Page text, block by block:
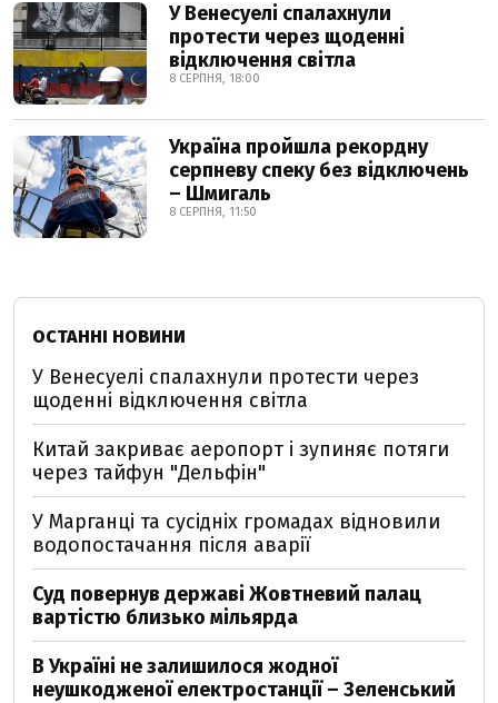
У Венесуелі спалахнули
протести через щоденні
відключення світла
8 СЕРПНЯ, 18:00
Україна пройшла рекордну
серпневу спеку без відключень
– Шмигаль
8 СЕРПНЯ, 11:50
ОСТАННІ НОВИНИ
У Венесуелі спалахнули протести через
щоденні відключення світла
Китай закриває аеропорт і зупиняє потяги
через тайфун "Дельфін"
У Марганці та сусідніх громадах відновили
водопостачання після аварії
Суд повернув державі Жовтневий палац
вартістю близько мільярда
В Україні не залишилося жодної
неушкодженої електростанції – Зеленський